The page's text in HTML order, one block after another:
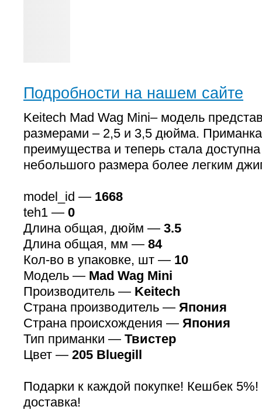
Подробности на нашем сайте
Keitech Mad Wag Mini– модель
размерами – 2,5 и 3,5 дюйма.
преимущества и теперь стала
небольшого размера более легким
model_id — 1668
teh1 — 0
Длина общая, дюйм — 3.5
Длина общая, мм — 84
Кол-во в упаковке, шт — 10
Модель — Mad Wag Mini
Производитель — Keitech
Страна производитель — Япония
Страна происхождения — Япония
Тип приманки — Твистер
Цвет — 205 Bluegill
Подарки к каждой покупке! Кешбек
доставка!